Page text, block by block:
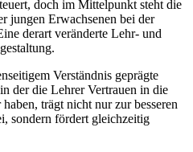
doch im Mittelpunkt steht die
jungen Erwachsenen bei der
derart veränderte Lehr- und
Verständnis geprägte
der die Lehrer Vertrauen in die
trägt nicht nur zur besseren
sondern fördert gleichzeitig